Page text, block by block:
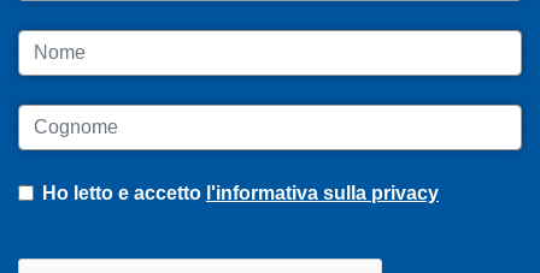
Nome
Cognome
Ho letto e accetto l'informativa sulla privacy